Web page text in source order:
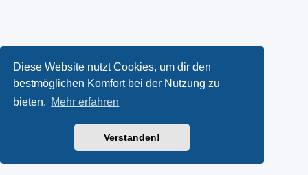
Diese Website nutzt Cookies, um dir den
bestmöglichen Komfort bei der Nutzung zu
bieten. Mehr erfahren
Verstanden!